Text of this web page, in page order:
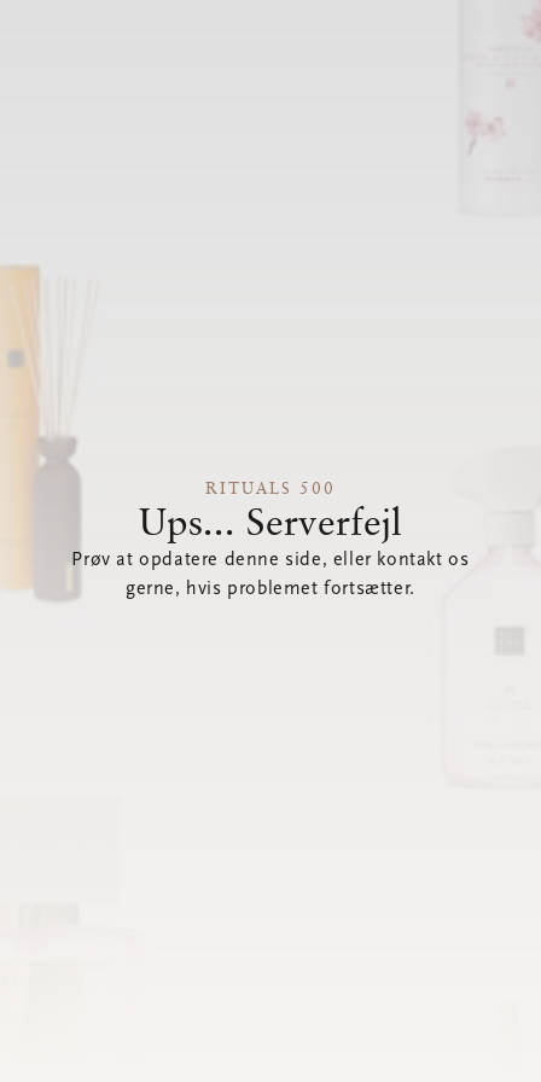
RITUALS 500
Ups... Serverfejl
Prøv at opdatere denne side, eller kontakt os
gerne, hvis problemet fortsætter.